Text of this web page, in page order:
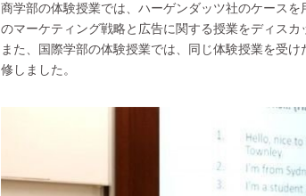
商学部の体験授業では、ハーゲンダッツ社のケース
のマーケティング戦略と広告に関する授業をディスカ
また、国際学部の体験授業では、同じ体験授業を受
修しました。